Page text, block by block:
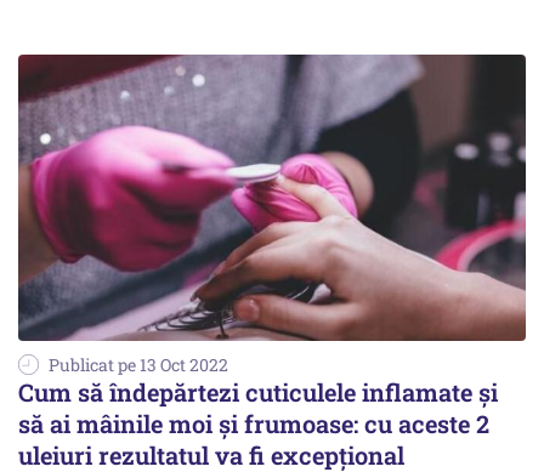
Publicat pe 13 Oct 2022
Cum să îndepărtezi cuticulele inflamate și
să ai mâinile moi și frumoase: cu aceste 2
uleiuri rezultatul va fi excepțional